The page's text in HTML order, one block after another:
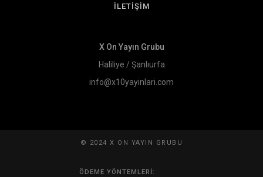
İLETİŞİM
X On Yayın Grubu
Haliliye / Şanlıurfa
info@x10yayinlari.com
© 2024 X ON YAYIN GRUBU
ÖDEME YÖNTEMLERI: